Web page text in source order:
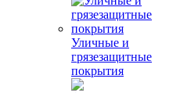
Уличные и
грязезащитные
покрытия